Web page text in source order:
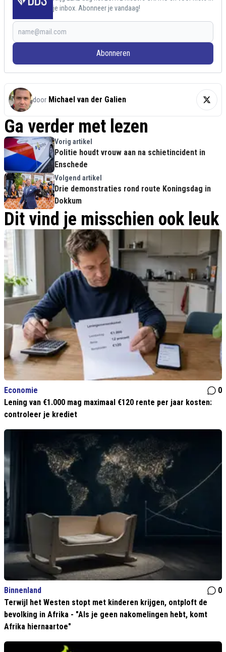
je inbox. Abonneer je vandaag!
Abonneren
door Michael van der Galien
Ga verder met lezen
Vorig artikel
Politie houdt vrouw aan na schietincident in
Enschede
Volgend artikel
Drie demonstraties rond route Koningsdag in
Dokkum
Dit vind je misschien ook leuk
Economie
0
Lening van €1.000 mag maximaal €120 rente per jaar kosten:
controleer je krediet
Binnenland
0
Terwijl het Westen stopt met kinderen krijgen, ontploft de
bevolking in Afrika - "Als je geen nakomelingen hebt, komt
Afrika hiernaartoe"